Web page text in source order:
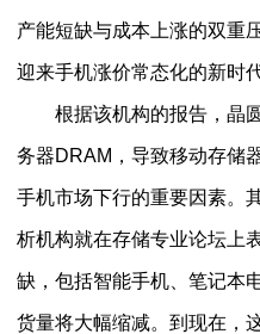
产能短缺与成本上涨的双重
迎来手机涨价常态化的新时
根据该机构的报告，晶圆
务器DRAM，导致移动存储
手机市场下行的重要因素。
析机构就在存储专业论坛上
缺，包括智能手机、笔记本
货量将大幅缩减。到现在，